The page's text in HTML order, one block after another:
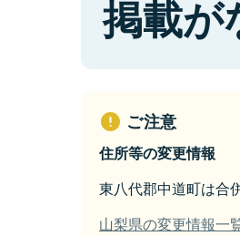
掲載が
ご注意
住所等の変更情報
東八代郡中道町は合
山梨県の変更情報一